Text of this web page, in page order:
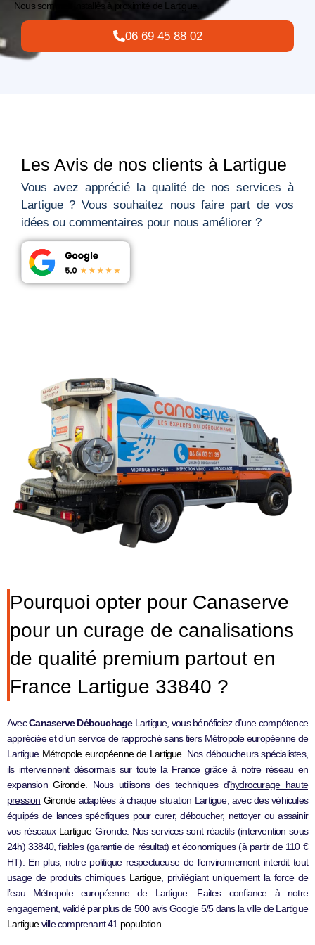
Nous sommes installés à proximité de Lartigue
06 69 45 88 02
Les Avis de nos clients à Lartigue
Vous avez apprécié la qualité de nos services à
Lartigue ? Vous souhaitez nous faire part de vos
idées ou commentaires pour nous améliorer ?
Pourquoi opter pour Canaserve
pour un curage de canalisations
de qualité premium partout en
France Lartigue 33840 ?
AvecCanaserve DébouchageLartigue, vous bénéficiez d’une compétence
appréciée et d’un service de rapproché sans tiers Métropole européenne de
Lartigue Métropole européenne de Lartigue. Nos déboucheurs spécialistes,
ils interviennent désormais sur toute la France grâce à notre réseau en
expansionGironde. Nous utilisons des techniques d’hydrocurage haute
pression Girondeadaptées à chaque situation Lartigue, avec des véhicules
équipés de lances spécifiques pour curer, déboucher, nettoyer ou assainir
vos réseaux LartigueGironde. Nos services sont réactifs (intervention sous
24h) 33840, fiables (garantie de résultat) et économiques (à partir de 110 €
HT). En plus, notre politique respectueuse de l’environnement interdit tout
usage de produits chimiques Lartigue, privilégiant uniquement la force de
l’eau Métropole européenne de Lartigue. Faites confiance à notre
engagement, validé par plus de 500 avis Google 5/5 dans la ville de Lartigue
Lartigueville comprenant 41 population.